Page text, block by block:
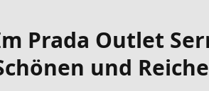
Prada Outlet
und